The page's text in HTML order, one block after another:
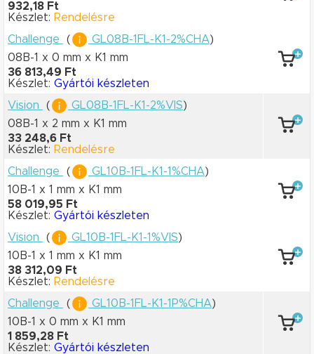
932,18 Ft
Készlet: Rendelésre
Challenge
( GL08B-1FL-K1-2%CHA)
08B-1 x 0 mm x K1 mm
36 813,49 Ft
Készlet: Gyártói készleten
Vision
( GL08B-1FL-K1-2%VIS)
08B-1 x 2 mm x K1 mm
33 248,6 Ft
Készlet: Rendelésre
Challenge
( GL10B-1FL-K1-1%CHA)
10B-1 x 1 mm x K1 mm
58 019,95 Ft
Készlet: Gyártói készleten
Vision
( GL10B-1FL-K1-1%VIS)
10B-1 x 1 mm x K1 mm
38 312,09 Ft
Készlet: Rendelésre
Challenge
( GL10B-1FL-K1-1P%CHA)
10B-1 x 0 mm x K1 mm
1 859,28 Ft
Készlet: Gyártói készleten